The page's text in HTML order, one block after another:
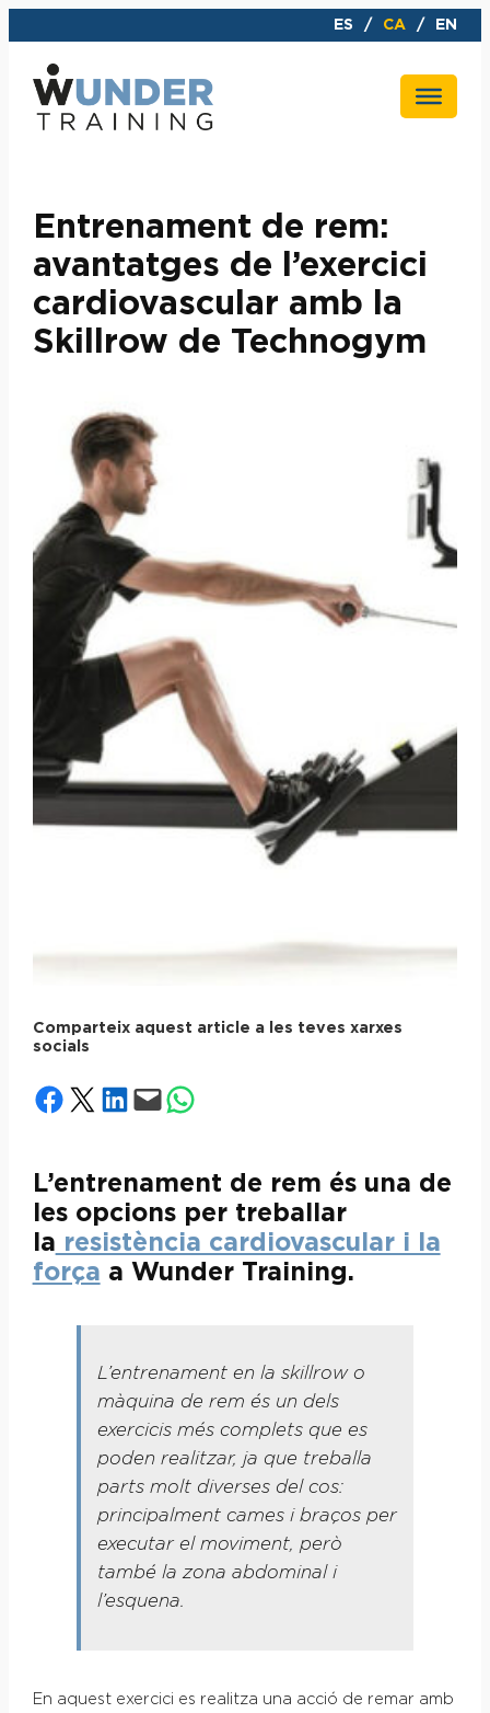
al
contingut
ES CA EN
Entrenament de rem:
avantatges de l’exercici
cardiovascular amb la
Skillrow de Technogym
Comparteix aquest article a les teves xarxes
socials
Share on Facebook
Share on X Share on LinkedIn
Email this PageShare on WhatsApp
L’entrenament de rem és una de
les opcions per treballar
la resistència cardiovascular i la
força a Wunder Training.
L’entrenament en la skillrow o
màquina de rem és un dels
exercicis més complets que es
poden realitzar, ja que treballa
parts molt diverses del cos:
principalment cames i braços per
executar el moviment, però
també la zona abdominal i
l’esquena.
En aquest exercici es realitza una acció de remar amb